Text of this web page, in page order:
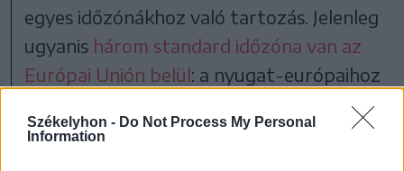
Székelyhon - Do Not Process My Personal
Information
egyes időzónákhoz való tartozás. Jelenleg
ugyanis három standard időzóna van az
Európai Unión belül: a nyugat-európaihoz
Írország és Portugália tartozik, a közép-
európaihoz 17 tagállam, köztük